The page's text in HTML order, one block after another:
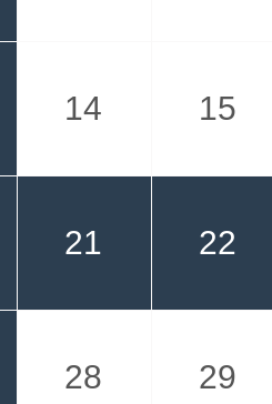
14 15
21 22
28 29